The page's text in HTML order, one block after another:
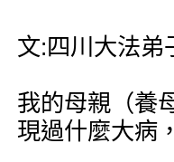
文:四川大法弟
我的母親（養
現過什麼大病